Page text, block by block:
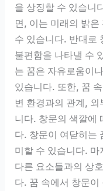
을 상징할 수 있습니
면, 이는 미래의 밝
수 있습니다. 반대로
불편함을 나타낼 수
는 꿈은 자유로움이
있습니다. 또한, 꿈
변 환경과의 관계,
니다. 창문의 색깔에
다. 창문이 여닫히는
미할 수 있습니다. 마
다른 요소들과의 상
다. 꿈 속에서 창문이